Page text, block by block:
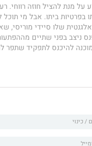
מנת להציל חוזה רווחי.
בפרטיות ביתו. אבל מי
שלו סיידי מוריסי,
ניצב בפני שתיים
להיכנס לתפקיד שתפר